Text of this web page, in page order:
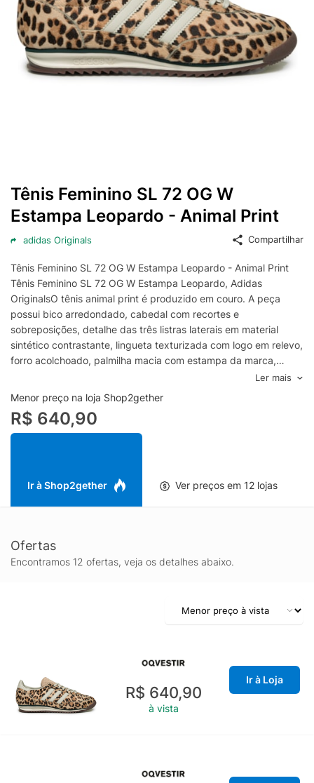
Tênis Feminino SL 72 OG W
Estampa Leopardo - Animal Print
adidas Originals Compartilhar
Tênis Feminino SL 72 OG W Estampa Leopardo - Animal Print
Tênis Feminino SL 72 OG W Estampa Leopardo, Adidas
OriginalsO tênis animal print é produzido em couro. A peça
possui bico arredondado, cabedal com recortes e
sobreposições, detalhe das três listras laterais em material
sintético contrastante, lingueta texturizada com logo em relevo,
forro acolchoado, palmilha macia com estampa da marca,
entressola em EVA com detalhe lateral do logo, solado
emborrachado com frisos, estampa animal print e fechamento
por cadarço. - Produzido em couro com acabamento em pelo-
Estampa animal print- Bico arredondado- Recortes e
sobreposições no cabedal- Três listras laterais contrastantes-
Produto originalEspecificações & Cuidados:Material: CouroCor:
Ler mais
Menor preço na loja Shop2gether
R$ 640,90
Ir à Shop2gether Ver preços em 12 lojas
Ofertas
Encontramos 12 ofertas, veja os detalhes abaixo.
R$ 640,90
à vista
Ir à Loja